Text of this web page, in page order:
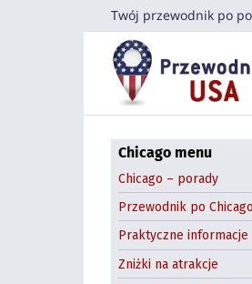
Twój przewodnik po
Chicago menu
Chicago – porady
Przewodnik po Chicago
Praktyczne informacje
Komunikacja miejska
Co zjeść?
Przestępczość w
Chicago
Dzień św. Patryka
Halloween: farmy
dyniowe
Wynajem
Chicago
Hostel w Chicago
Zniżki na atrakcje
Navy Pier
Field Museum
Shedd Aquarium
Art Institute of
Pedway Chicago
Chicago Riverwalk
Chicago Theatre
Atrakcje na świeżym
powietrzu
Zwiedzanie Chicago